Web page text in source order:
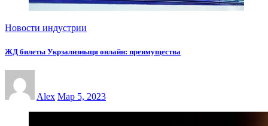
Новости индустрии
ЖД билеты Укрзализныця онлайн: преимущества
Alex Мар 5, 2023